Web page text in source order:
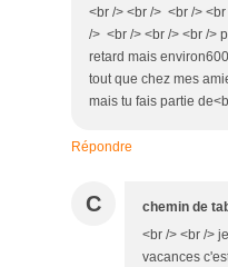
<br /> <br /> <br />
/> <br /> <br /> <br />
retard mais
tout que chez mes
mais tu fais partie
Répondre
C chemin de
<br /> <br />
vacances